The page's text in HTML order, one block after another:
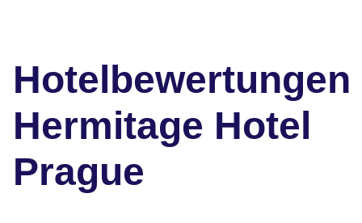
Hotelbewertungen
Hermitage Hotel
Prague